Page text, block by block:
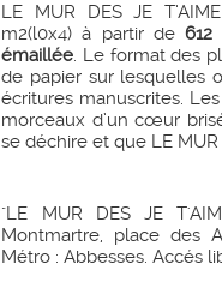
LE MUR DES JE
m2(l0x4) à partir de 612
émaillée. Le format des
de papier sur lesquelles
écritures manuscrites.
morceaux d’un cœur
se déchire et que LE MUR
"LE MUR DES JE
Montmartre, place des
Métro : Abbesses. Accés